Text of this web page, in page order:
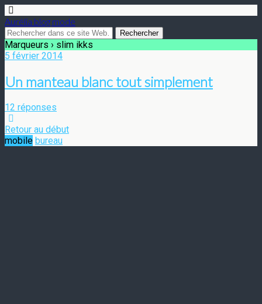
Aurélia blog mode
Marqueurs › slim ikks
5 février 2014
Un manteau blanc tout simplement
12 réponses
Retour au début
mobile bureau